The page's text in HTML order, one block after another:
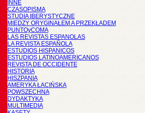
INNE
CZASOPISMA
STUDIA IBERYSTYCZNE
MIĘDZY ORYGINAŁEM A PRZEKŁADEM
PUNTOyCOMA
LAS REVISTAS ESPANOLAS
LA REVISTA ESPAÑOLA
ESTUDIOS HISPANICOS
ESTUDIOS LATINOAMERICANOS
REVISTA DE OCCIDENTE
HISTORIA
HISZPANIA
AMERYKA ŁACIŃSKA
POWSZECHNA
DYDAKTYKA
MULTIMEDIA